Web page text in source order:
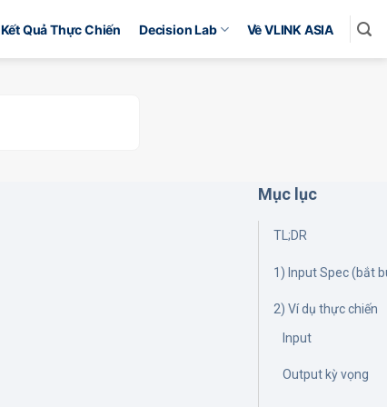
Kết Quả Thực Chiến Decision Lab Về VLINK ASIA
Mục lục
TL;DR
1) Input Spec (bắt
2) Ví dụ thực chiến
Input
Output kỳ vọng